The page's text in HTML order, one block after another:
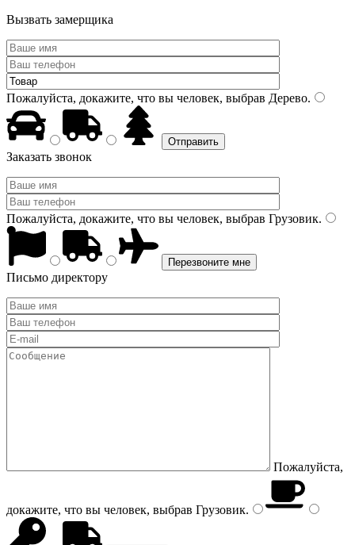
Вызвать замерщика
Пожалуйста, докажите, что вы человек, выбрав Дерево.
Заказать звонок
Пожалуйста, докажите, что вы человек, выбрав Грузовик.
Письмо директору
Пожалуйста,
докажите, что вы человек, выбрав Грузовик.